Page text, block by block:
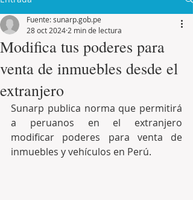
Modifica tus poderes para
venta de inmuebles desde el
extranjero
Fuente: sunarp.gob.pe
28 oct 2024 2 min de lectura
Sunarp publica norma que permitirá
a peruanos en el extranjero
modificar poderes para venta de
inmuebles y vehículos en Perú.